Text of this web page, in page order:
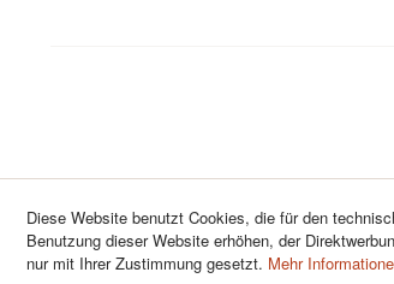
Diese Website benutzt Cookies, die für den
Benutzung dieser Website erhöhen, der
nur mit Ihrer Zustimmung gesetzt. Mehr